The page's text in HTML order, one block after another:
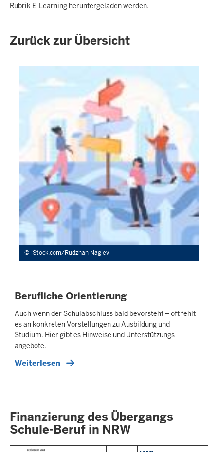
Rubrik E-Learning heruntergeladen werden.
Zurück zur Übersicht
iStock.com/Rudzhan Nagiev
Berufliche Orientierung
Auch wenn der Schulabschluss bald bevorsteht – oft fehlt
es an konkreten Vorstellungen zu Ausbildung und
Studium. Hier gibt es Hinweise und Unter­stützungs­
angebote.
Weiterlesen
Finanzierung des Übergangs
Schule-Beruf in NRW